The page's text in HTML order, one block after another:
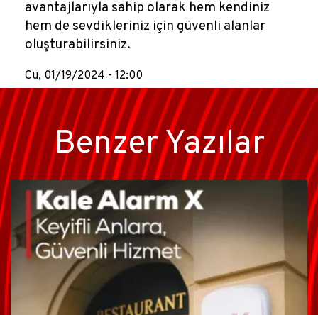
avantajlarıyla sahip olarak hem kendiniz
hem de sevdikleriniz için güvenli alanlar
oluşturabilirsiniz.
Cu, 01/19/2024 - 12:00
Benzer Yazılar